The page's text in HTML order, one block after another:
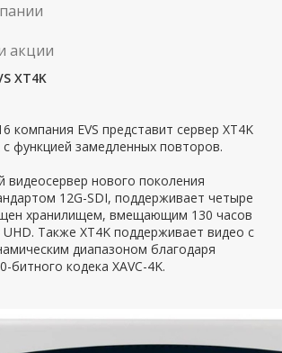
акции
XT4K
компания EVS представит сервер XT4K
функцией замедленных повторов.
видеосервер нового поколения
12G-SDI, поддерживает четыре
хранилищем, вмещающим 130 часов
Также XT4K поддерживает видео с
диапазоном благодаря
битного кодека XAVC-4K.